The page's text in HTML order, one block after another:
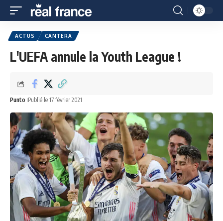
ACTUS CANTERA
L'UEFA annule la Youth League !
Punto Publié le 17 février 2021